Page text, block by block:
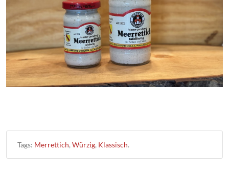
Tags: Merrettich, Würzig, Klassisch.